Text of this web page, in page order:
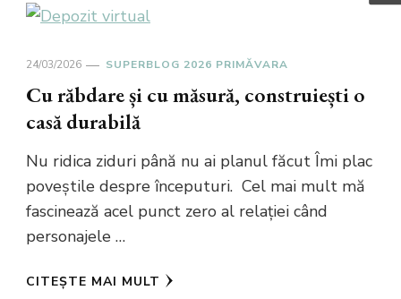
24/03/2026 SUPERBLOG 2026 PRIMĂVARA
Cu răbdare și cu măsură, construiești o
casă durabilă
Nu ridica ziduri până nu ai planul făcut Îmi plac
poveștile despre începuturi. Cel mai mult mă
fascinează acel punct zero al relației când
personajele …
CITEȘTE MAI MULT